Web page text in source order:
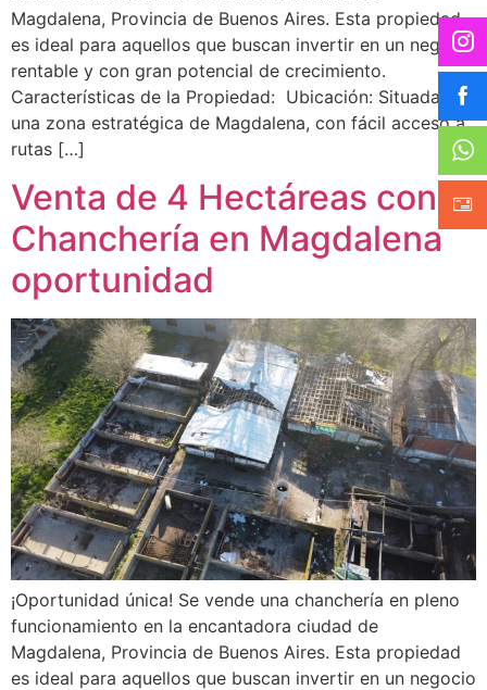
Magdalena, Provincia de Buenos Aires. Esta propiedad
es ideal para aquellos que buscan invertir en un negocio
rentable y con gran potencial de crecimiento.
Características de la Propiedad: Ubicación: Situada en
una zona estratégica de Magdalena, con fácil acceso a
rutas […]
Venta de 4 Hectáreas con
Chanchería en Magdalena
oportunidad
¡Oportunidad única! Se vende una chanchería en pleno
funcionamiento en la encantadora ciudad de
Magdalena, Provincia de Buenos Aires. Esta propiedad
es ideal para aquellos que buscan invertir en un negocio